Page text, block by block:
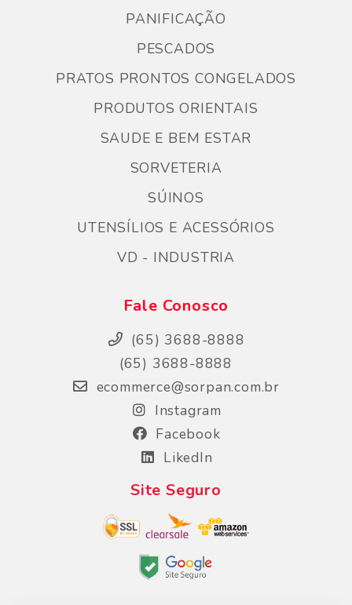
PANIFICAÇÃO
PESCADOS
PRATOS PRONTOS CONGELADOS
PRODUTOS ORIENTAIS
SAUDE E BEM ESTAR
SORVETERIA
SÚINOS
UTENSÍLIOS E ACESSÓRIOS
VD - INDUSTRIA
Fale Conosco
(65) 3688-8888
(65) 3688-8888
ecommerce@sorpan.com.br
Instagram
Facebook
LikedIn
Site Seguro